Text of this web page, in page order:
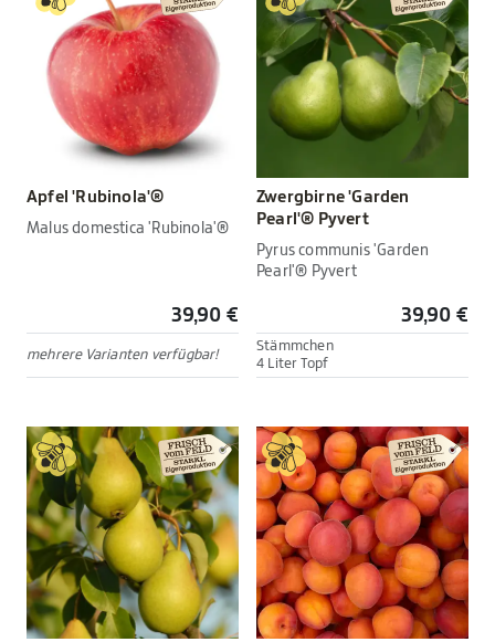
Apfel 'Rubinola'®
Malus domestica 'Rubinola'®
39,90 €
mehrere Varianten verfügbar!
Zwergbirne 'Garden
Pearl'® Pyvert
Pyrus communis 'Garden
Pearl'® Pyvert
39,90 €
Stämmchen
4 Liter Topf